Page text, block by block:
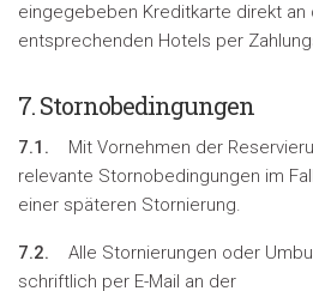
eingegebeben Kreditkarte direkt an
entsprechenden Hotels per
7. Stornobedingungen
7.1. Mit Vornehmen der
relevante Stornobedingungen im
einer späteren Stornierung.
7.2. Alle Stornierungen oder
schriftlich per E-Mail an der